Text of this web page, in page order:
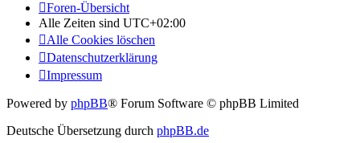
Foren-Übersicht
Alle Zeiten sind UTC+02:00
Alle Cookies löschen
Datenschutzerklärung
Impressum
Powered by phpBB® Forum Software © phpBB Limited
Deutsche Übersetzung durch phpBB.de